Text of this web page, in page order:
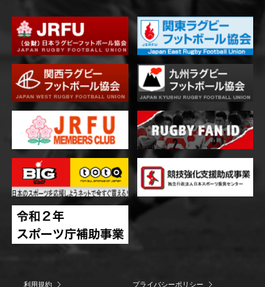
利用規約 プライバシーポリシー